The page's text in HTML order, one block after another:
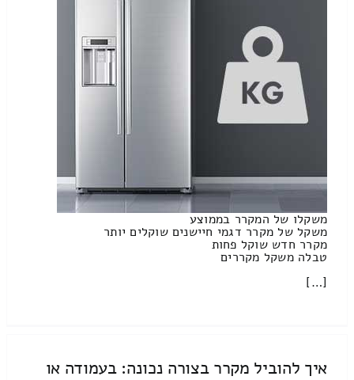
משקלו של המקרר בממוצע
משקל של מקרר דגמי חיישנים שוקלים יותר
מקרר חדש שוקל פחות
טבלה משקל מקררים
[…]
איך להוביל מקרר בצורה נכונה: בעמודה או